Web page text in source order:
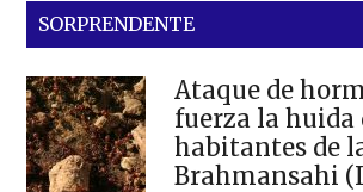
SORPRENDENTE
Ataque de
fuerza la huida
habitantes de
Brahmansahi